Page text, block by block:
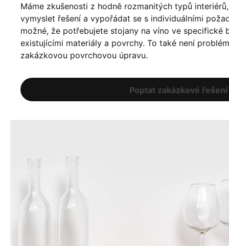
Máme zkušenosti z hodně rozmanitých typů
vymyslet řešení a vypořádat se s individuálními
možné, že potřebujete stojany na víno ve specifické
existujícími materiály a povrchy. To také není
zakázkovou povrchovou úpravu.
Poptat zakázkové řešení